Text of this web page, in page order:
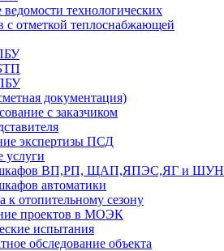
технологических
с отметкой теплоснабжающей
документация)
с заказчиком
экспертизы ПСД
услуги
шкафов ВП,РП, ЩАП,ЯПЭС,ЯГ и ШУН
автоматики
к отопительному сезону
проектов в МОЭК
испытания
обследование объекта